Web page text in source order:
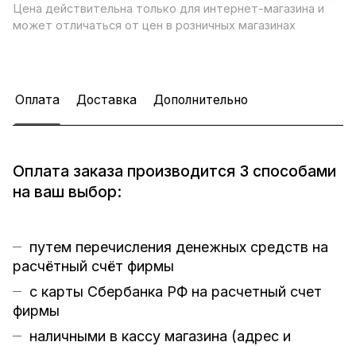
Цена действительна только для интернет-магазина и
может отличаться от цен в розничных магазинах
Оплата Доставка Дополнительно
Оплата заказа производится 3 способами
на ваш выбор:
путем перечисления денежных средств на
расчётный счёт фирмы
с карты Сбербанка РФ на расчетный счет
фирмы
наличными в кассу магазина (адрес и